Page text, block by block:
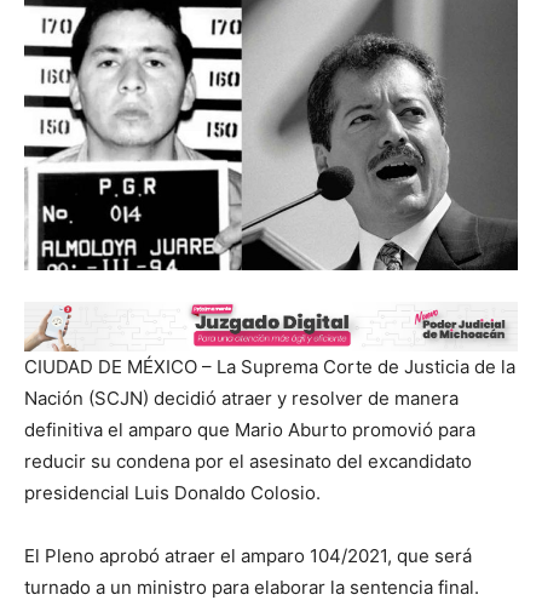
CIUDAD DE MÉXICO – La Suprema Corte de Justicia de la
Nación (SCJN) decidió atraer y resolver de manera
definitiva el amparo que Mario Aburto promovió para
reducir su condena por el asesinato del excandidato
presidencial Luis Donaldo Colosio.
El Pleno aprobó atraer el amparo 104/2021, que será
turnado a un ministro para elaborar la sentencia final.